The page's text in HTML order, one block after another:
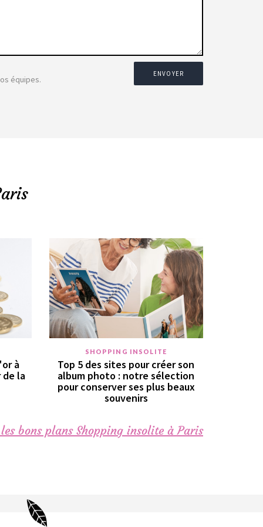
équipes.
ENVOYER
à
de la
SHOPPING INSOLITE
Top 5 des sites pour créer son
album photo : notre sélection
pour conserver ses plus beaux
souvenirs
bons plans Shopping insolite à Paris